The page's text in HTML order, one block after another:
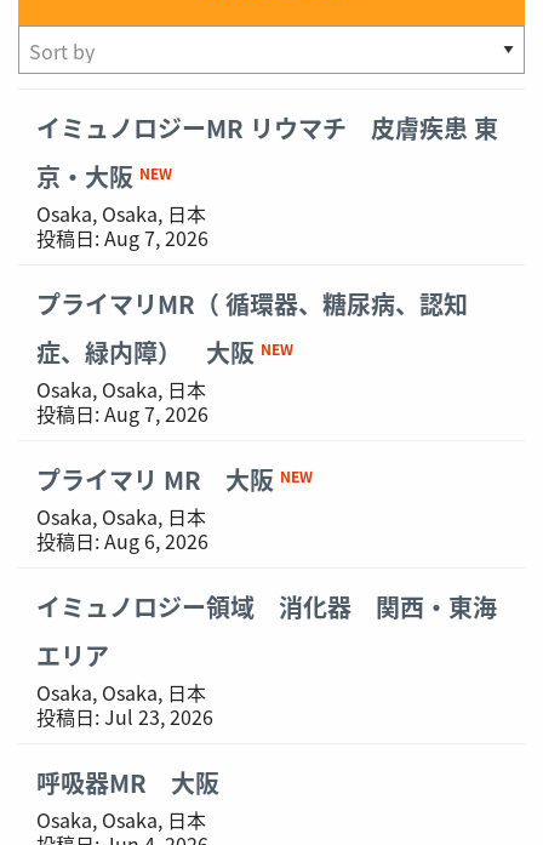
results
イミュノロジーMR リウマチ 皮膚疾患 東
京・大阪 NEW
Osaka, Osaka, 日本
投稿日:Aug 7, 2026
プライマリMR（ 循環器、糖尿病、認知
症、緑内障） 大阪 NEW
Osaka, Osaka, 日本
投稿日:Aug 7, 2026
プライマリ MR 大阪 NEW
Osaka, Osaka, 日本
投稿日:Aug 6, 2026
イミュノロジー領域 消化器 関西・東海
エリア
Osaka, Osaka, 日本
投稿日:Jul 23, 2026
呼吸器MR 大阪
Osaka, Osaka, 日本